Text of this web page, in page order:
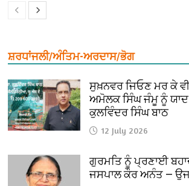
ਸ਼ਰਧਾਂਜਲੀ/ਅੰਤਿਮ-ਅਰਦਾਸ/ਭੋਗ
ਸੁਖ਼ਨਵਰ ਜਿਓਣ ਮਰ ਕੇ
ਅਮੋਲਕ ਸਿੰਘ ਜੰਮੂ ਨੂੰ
ਕੁਲਵਿੰਦਰ ਸਿੰਘ ਬਾਠ
12 July 2026
ਗੁਰਮਤਿ ਨੂੰ ਪ੍ਰਣਾਈ
ਜਸਪਾਲ ਕੌਰ ਅਨੰਤ —